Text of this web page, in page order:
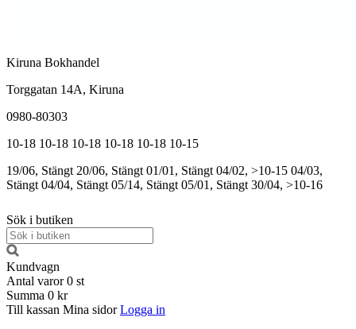
Kiruna Bokhandel
Torggatan 14A, Kiruna
0980-80303
10-18 10-18 10-18 10-18 10-18 10-15
19/06, Stängt 20/06, Stängt 01/01, Stängt 04/02, >10-15 04/03,
Stängt 04/04, Stängt 05/14, Stängt 05/01, Stängt 30/04, >10-16
Sök i butiken
Kundvagn
Antal varor 0 st
Summa 0 kr
Till kassan Mina sidor Logga in